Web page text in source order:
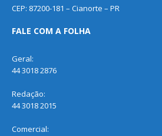
CEP: 87200-181 – Cianorte – PR
FALE COM A FOLHA
Geral:
44 3018 2876
Redação:
44 3018 2015
Comercial: